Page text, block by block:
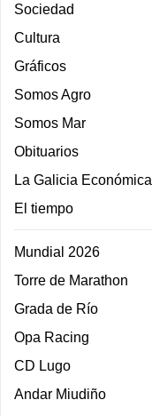
Sociedad
Cultura
Gráficos
Somos Agro
Somos Mar
Obituarios
La Galicia Económica
El tiempo
Mundial 2026
Torre de Marathon
Grada de Río
Opa Racing
CD Lugo
Andar Miudiño